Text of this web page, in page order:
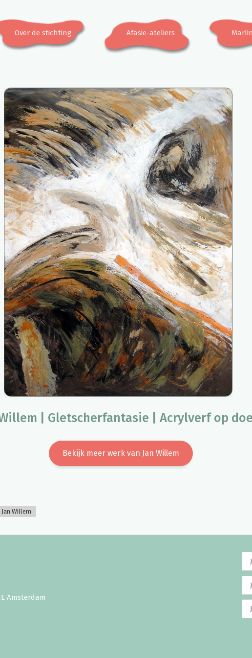
Over de stichting Afasie-ateliers
| Gletscherfantasie | Acrylverf op
Bekijk meer werk van Jan Willem
Jan Willem
Amsterdam